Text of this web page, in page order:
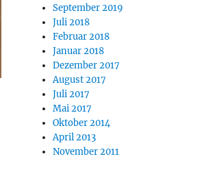
September 2019
Juli 2018
Februar 2018
Januar 2018
Dezember 2017
August 2017
Juli 2017
Mai 2017
Oktober 2014
April 2013
November 2011